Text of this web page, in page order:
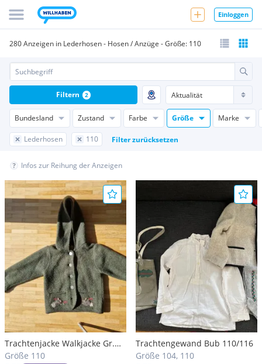
Einloggen
280 Anzeigen in Lederhosen - Hosen / Anzüge - Größe: 110
Bundesland Zustand Farbe Größe Marke
Lederhosen 110 Filter zurücksetzen
Filtern 2
Infos zur Reihung der Anzeigen
Trachtenjacke Walkjacke Gr.
110
Größe 110
Trachtengewand Bub 110/116
Größe 104, 110